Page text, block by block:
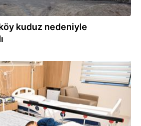
kuduz nedeniyle